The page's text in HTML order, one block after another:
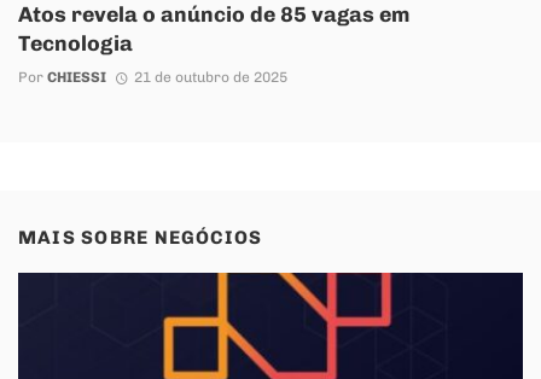
Atos revela o anúncio de 85 vagas em
Tecnologia
Por CHIESSI 21 de outubro de 2025
MAIS SOBRE NEGÓCIOS